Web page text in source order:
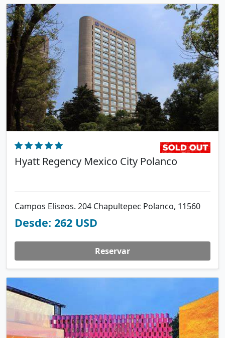
Hyatt Regency Mexico City Polanco
Campos Eliseos. 204 Chapultepec Polanco, 11560
Desde: 262 USD
Reservar